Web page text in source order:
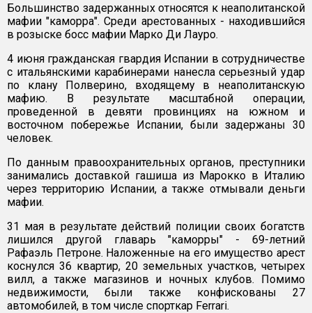
Большинство задержанных относятся к неаполитанской
мафии "каморра". Среди арестованных - находившийся
в розыске босс мафии Марко Ди Лауро.
4 июня гражданская гвардия Испании в сотрудничестве
с итальянскими карабинерами нанесла серьезный удар
по клану Полверино, входящему в неаполитанскую
мафию. В результате масштабной операции,
проведенной в девяти провинциях на южном и
восточном побережье Испании, были задержаны 30
человек.
По данным правоохранительных органов, преступники
занимались доставкой гашиша из Марокко в Италию
через территорию Испании, а также отмывали деньги
мафии.
31 мая в результате действий полиции своих богатств
лишился другой главарь "каморры" - 69-летний
Рафаэль Петроне. Наложенные на его имущество арест
коснулся 36 квартир, 20 земельных участков, четырех
вилл, а также магазинов и ночных клубов. Помимо
недвижимости, были также конфискованы 27
автомобилей, в том числе спорткар Ferrari.